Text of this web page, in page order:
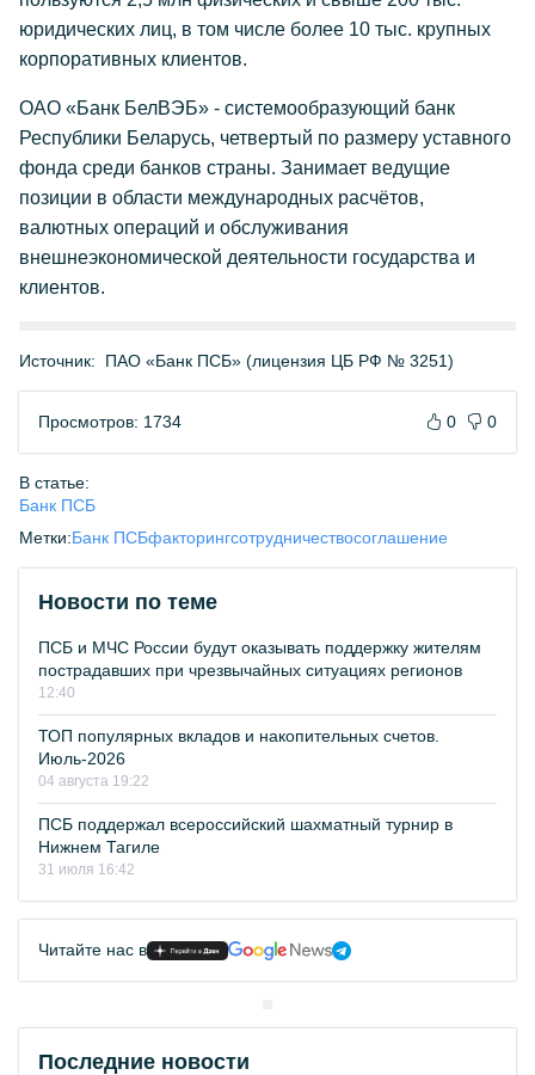
юридических лиц, в том числе более 10 тыс. крупных
корпоративных клиентов.
ОАО «Банк БелВЭБ» - системообразующий банк
Республики Беларусь, четвертый по размеру уставного
фонда среди банков страны. Занимает ведущие
позиции в области международных расчётов,
валютных операций и обслуживания
внешнеэкономической деятельности государства и
клиентов.
Источник: ПАО «Банк ПСБ» (лицензия ЦБ РФ № 3251)
Просмотров: 1734 0 0
В статье:
Банк ПСБ
Метки:Банк ПСБфакторингсотрудничествосоглашение
Новости по теме
ПСБ и МЧС России будут оказывать поддержку жителям
пострадавших при чрезвычайных ситуациях регионов
12:40
ТОП популярных вкладов и накопительных счетов.
Июль-2026
04 августа 19:22
ПСБ поддержал всероссийский шахматный турнир в
Нижнем Тагиле
31 июля 16:42
Читайте нас в
Последние новости